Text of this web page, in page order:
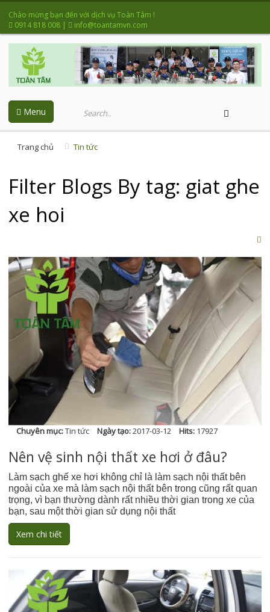
Chào mừng bạn đến với dịch vụ Toàn Tâm !
0914 818 008 | info@toantamvn.com
Menu
Trang chủ Tin tức
Filter Blogs By tag: giat ghe
xe hoi
Chuyên mục:Tin tức Ngày tạo:2017-03-12 Hits: 17927
Nên vệ sinh nội thất xe hơi ở đâu?
Làm sạch ghế xe hơi không chỉ là làm sạch nội thất bên
ngoài của xe mà làm sạch nội thất bên trong cũng rất quan
trọng, vì bạn thường dành rất nhiều thời gian trong xe của
bạn, sau một thời gian sử dụng nội thất
Xem chi tiết